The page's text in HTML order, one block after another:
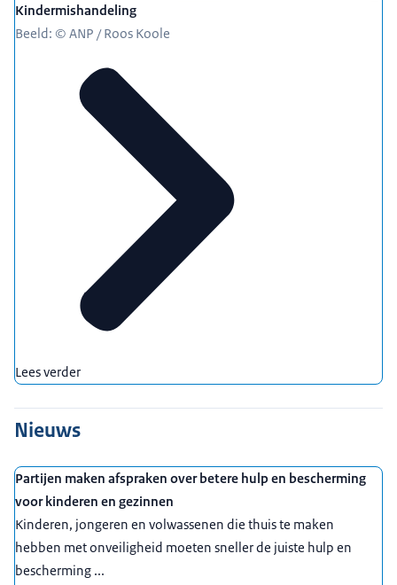
Kindermishandeling
Beeld: © ANP / Roos Koole
Lees verder
Nieuws
Partijen maken afspraken over betere hulp en bescherming
voor kinderen en gezinnen
Kinderen, jongeren en volwassenen die thuis te maken
hebben met onveiligheid moeten sneller de juiste hulp en
bescherming ...